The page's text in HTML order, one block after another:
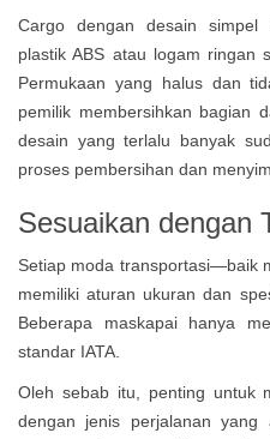
Cargo dengan desain
plastik ABS atau logam ringan
Permukaan yang halus dan
pemilik membersihkan bagian
desain yang terlalu banyak
proses pembersihan dan
Sesuaikan dengan
Setiap moda transportasi—baik
memiliki aturan ukuran dan
Beberapa maskapai hanya
standar IATA.
Oleh sebab itu, penting untuk
dengan jenis perjalanan yang